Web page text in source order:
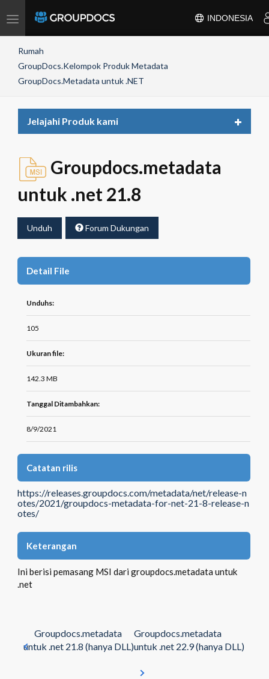
Toggle
INDONESIA
Rumah
GroupDocs.Kelompok Produk Metadata
GroupDocs.Metadata untuk .NET
Jelajahi Produk kami
Toggle
Groupdocs.metadata
untuk .net 21.8
Unduh Forum Dukungan
Detail File
Unduhs:
105
Ukuran file:
142.3 MB
Tanggal Ditambahkan:
8/9/2021
Catatan rilis
https://releases.groupdocs.com/metadata/net/release-n
otes/2021/groupdocs-metadata-for-net-21-8-release-n
otes/
Keterangan
Ini berisi pemasang MSI dari groupdocs.metadata untuk
.net
Groupdocs.metadata
untuk .net 21.8 (hanya DLL)
Groupdocs.metadata
untuk .net 22.9 (hanya DLL)